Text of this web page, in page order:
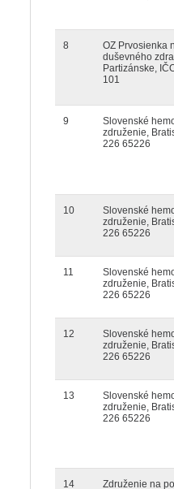
8
OZ Prvosienka
duševného
Partizánske,
101
9
Slovenské
združenie,
226 65226
10
Slovenské
združenie,
226 65226
11
Slovenské
združenie,
226 65226
12
Slovenské
združenie,
226 65226
13
Slovenské
združenie,
226 65226
14
Združenie na